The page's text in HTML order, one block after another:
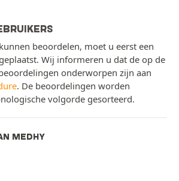
beoordelen, moet u eerst een
Wij informeren u dat de op de
onderworpen zijn aan
. De beoordelingen worden
volgorde gesorteerd.
MEDHY